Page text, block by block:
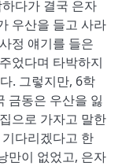
다가 결국 은자
우산을 들고 사라
정 얘기를 들은
었다며 타박하지
. 그렇지만, 6학
금동은 우산을 잃
으로 가자고 말한
다리겠다고 한
만이 없었고, 은자